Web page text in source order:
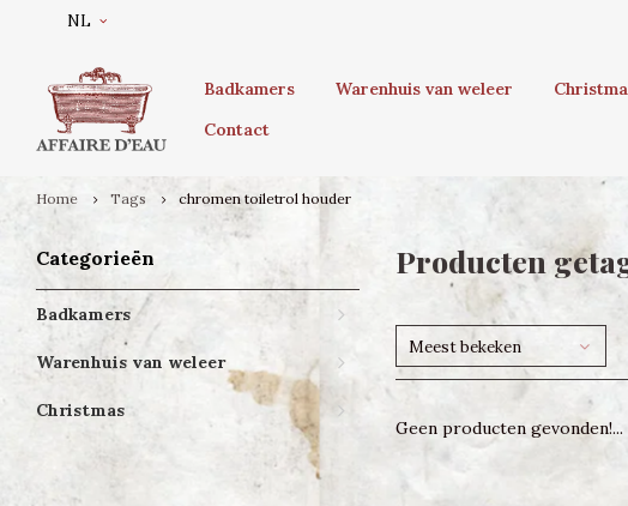
NL
Badkamers Warenhuis van weleer
Contact
Home Tags chromen toiletrol houder
Categorieën
Badkamers
Warenhuis van weleer
Christmas
Producten
Meest bekeken
Geen producten gevonden!...